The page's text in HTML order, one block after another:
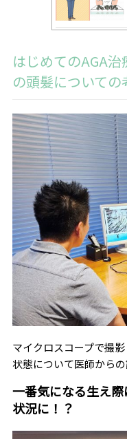
はじめてのAGA
の頭髪についての
マイクロスコープで撮
状態について医師からの
一番気になる生え
状況に！？